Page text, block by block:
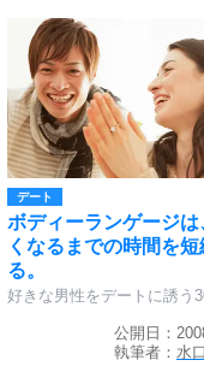
デート
ボディーランゲージは
くなるまでの時間を
る。
好きな男性をデートに誘う
公開日：
執筆者： 水